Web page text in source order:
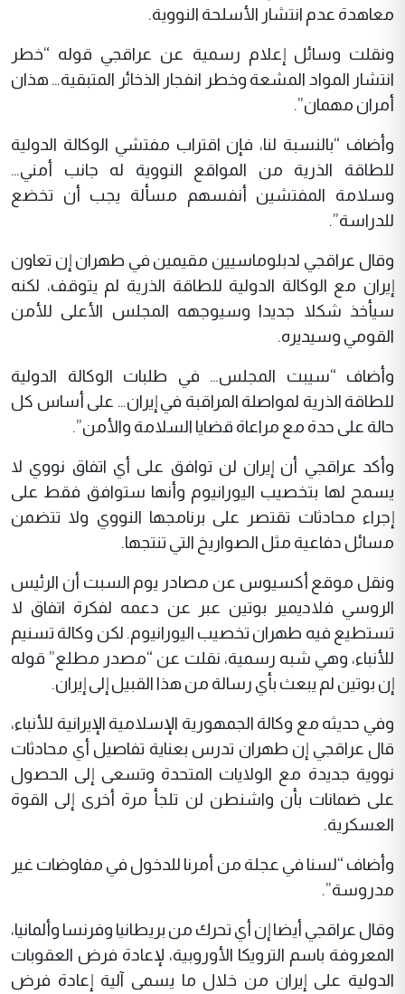
معاهدة عدم انتشار الأسلحة النووية.
ونقلت وسائل إعلام رسمية عن عراقجي قوله “خطر
انتشار المواد المشعة وخطر انفجار الذخائر المتبقية… هذان
أمران مهمان”.
وأضاف “بالنسبة لنا، فإن اقتراب مفتشي الوكالة الدولية
للطاقة الذرية من المواقع النووية له جانب أمني…
وسلامة المفتشين أنفسهم مسألة يجب أن تخضع
للدراسة”.
وقال عراقجي لدبلوماسيين مقيمين في طهران إن تعاون
إيران مع الوكالة الدولية للطاقة الذرية لم يتوقف، لكنه
سيأخذ شكلا جديدا وسيوجهه المجلس الأعلى للأمن
القومي وسيديره.
وأضاف “سيبت المجلس… في طلبات الوكالة الدولية
للطاقة الذرية لمواصلة المراقبة في إيران… على أساس كل
حالة على حدة مع مراعاة قضايا السلامة والأمن”.
وأكد عراقجي أن إيران لن توافق على أي اتفاق نووي لا
يسمح لها بتخصيب اليورانيوم وأنها ستوافق فقط على
إجراء محادثات تقتصر على برنامجها النووي ولا تتضمن
مسائل دفاعية مثل الصواريخ التي تنتجها.
ونقل موقع أكسيوس عن مصادر يوم‭ ‬السبت أن الرئيس
الروسي فلاديمير بوتين عبر عن دعمه لفكرة اتفاق لا
تستطيع فيه طهران تخصيب اليورانيوم. لكن وكالة تسنيم
للأنباء، وهي شبه رسمية، نقلت عن “مصدر مطلع” قوله
إن بوتين لم يبعث بأي رسالة من هذا القبيل إلى إيران.
وفي حديثه مع وكالة الجمهورية الإسلامية الإيرانية للأنباء،
قال عراقجي إن طهران تدرس بعناية تفاصيل أي محادثات
نووية جديدة مع الولايات المتحدة وتسعى إلى الحصول
على ضمانات بأن واشنطن لن تلجأ مرة أخرى إلى القوة
العسكرية.
وأضاف “لسنا في عجلة من أمرنا للدخول في مفاوضات غير
مدروسة”.
وقال عراقجي أيضا إن أي تحرك من بريطانيا وفرنسا وألمانيا،
المعروفة باسم الترويكا الأوروبية، لإعادة فرض العقوبات
الدولية على إيران من خلال ما يسمى آلية إعادة فرض